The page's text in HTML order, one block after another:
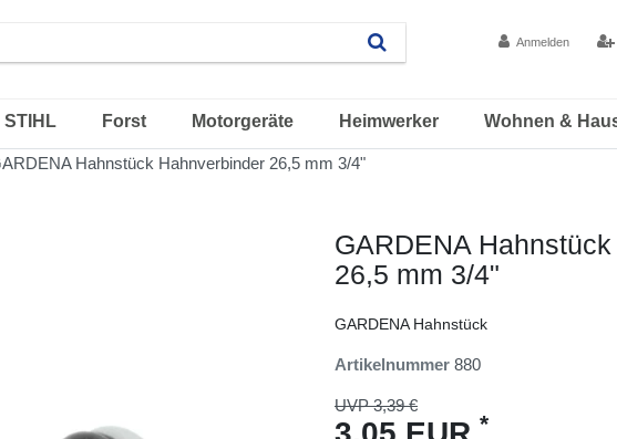
Anmelden
STIHL Forst Motorgeräte Heimwerker Wohnen &
Hahnstück Hahnverbinder 26,5 mm 3/4"
GARDENA
26,5 mm 3/4"
GARDENA Hahnstück
Artikelnummer 880
UVP 3,39 €
*